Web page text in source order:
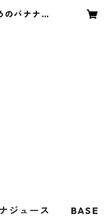
のバナナジ
ナジュース BASE